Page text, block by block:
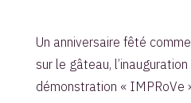
Un anniversaire fêté
sur le gâteau,
démonstration « IMPRoVe